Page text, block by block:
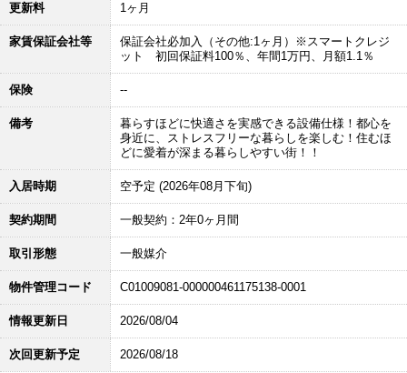
更新料 1ヶ月
家賃保証会社等
保証会社必加入（その他:1ヶ月）※スマートクレジ
ット 初回保証料100％、年間1万円、月額1.1％
保険 --
備考
暮らすほどに快適さを実感できる設備仕様！都心を
身近に、ストレスフリーな暮らしを楽しむ！住むほ
どに愛着が深まる暮らしやすい街！！
入居時期 空予定 (2026年08月下旬)
契約期間 一般契約：2年0ヶ月間
取引形態 一般媒介
物件管理コード C01009081-000000461175138-0001
情報更新日 2026/08/04
次回更新予定 2026/08/18